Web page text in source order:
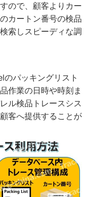
ので、顧客よりカー
カートン番号の検品
索しスピーディな調
パッキングリスト
作業の日時や時刻ま
ル検品トレースシス
客へ提供することが